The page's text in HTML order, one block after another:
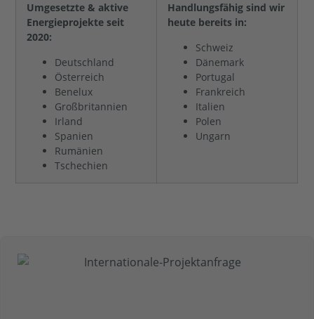
Umgesetzte & aktive
Energieprojekte seit
2020:
Deutschland
Österreich
Benelux
Großbritannien
Irland
Spanien
Rumänien
Tschechien
Handlungsfähig sind wir
heute bereits in:
Schweiz
Dänemark
Portugal
Frankreich
Italien
Polen
Ungarn